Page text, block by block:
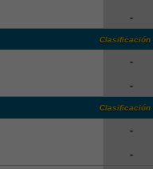
-
Clasificación
-
-
Clasificación
-
-